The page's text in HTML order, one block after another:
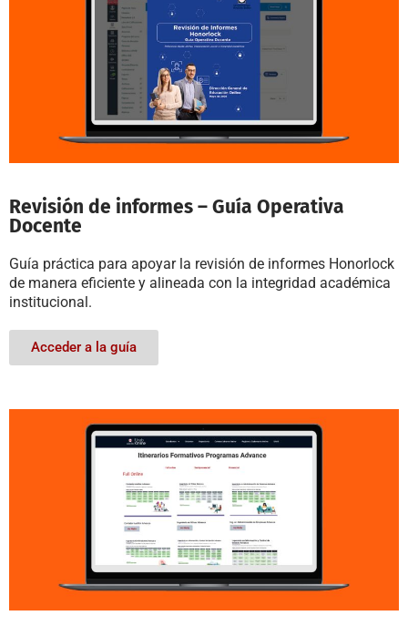
Revisión de informes – Guía Operativa
Docente
Guía práctica para apoyar la revisión de informes Honorlock
de manera eficiente y alineada con la integridad académica
institucional.
Acceder a la guía